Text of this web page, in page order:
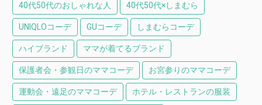
40代50代のおしゃれな人 40代50代×しまむら
UNIQLOコーデ GUコーデ しまむらコーデ
ハイブランド ママが着てるブランド
保護者会・参観日のママコーデ お宮参りのママコーデ
運動会・遠足のママコーデ ホテル・レストランの服装